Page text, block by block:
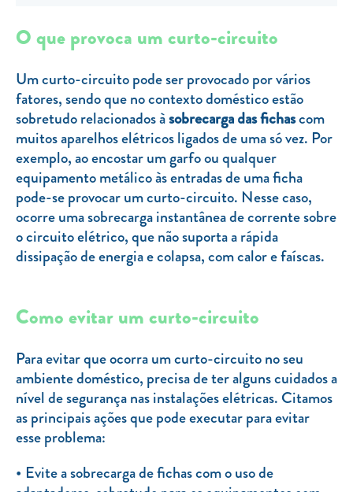
Clientes com necessidades especiais
Clientes prioritários
Resolução alternativa de litígios
O que provoca um curto-circuito
Um curto-circuito pode ser provocado por vários
fatores, sendo que no contexto doméstico estão
sobretudo relacionados àsobrecarga das fichascom
muitos aparelhos elétricos ligados de uma só vez. Por
exemplo, ao encostar um garfo ou qualquer
equipamento metálico às entradas de uma ficha
pode-se provocar um curto-circuito. Nesse caso,
ocorre uma sobrecarga instantânea de corrente sobre
o circuito elétrico, que não suporta a rápida
dissipação de energia e colapsa, com calor e faíscas.
Como evitar um curto-circuito
Para evitar que ocorra um curto-circuito no seu
ambiente doméstico, precisa de ter alguns cuidados a
nível de segurança nas instalações elétricas. Citamos
as principais ações que pode executar para evitar
esse problema:
Evite a sobrecarga de fichas com o uso de